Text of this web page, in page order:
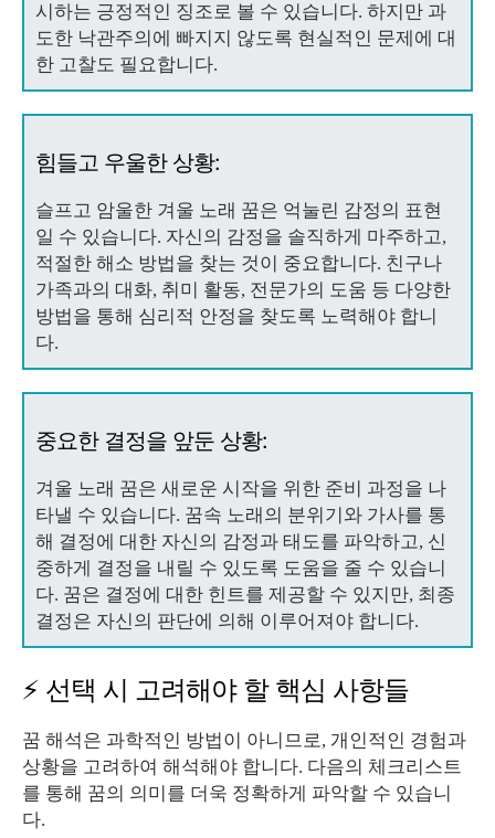
시하는 긍정적인 징조로 볼 수 있습니다. 하지만 과
도한 낙관주의에 빠지지 않도록 현실적인 문제에 대
한 고찰도 필요합니다.
힘들고 우울한 상황:
슬프고 암울한 겨울 노래 꿈은 억눌린 감정의 표현
일 수 있습니다. 자신의 감정을 솔직하게 마주하고,
적절한 해소 방법을 찾는 것이 중요합니다. 친구나
가족과의 대화, 취미 활동, 전문가의 도움 등 다양한
방법을 통해 심리적 안정을 찾도록 노력해야 합니
다.
중요한 결정을 앞둔 상황:
겨울 노래 꿈은 새로운 시작을 위한 준비 과정을 나
타낼 수 있습니다. 꿈속 노래의 분위기와 가사를 통
해 결정에 대한 자신의 감정과 태도를 파악하고, 신
중하게 결정을 내릴 수 있도록 도움을 줄 수 있습니
다. 꿈은 결정에 대한 힌트를 제공할 수 있지만, 최종
결정은 자신의 판단에 의해 이루어져야 합니다.
⚡ 선택 시 고려해야 할 핵심 사항들
꿈 해석은 과학적인 방법이 아니므로, 개인적인 경험과
상황을 고려하여 해석해야 합니다. 다음의 체크리스트
를 통해 꿈의 의미를 더욱 정확하게 파악할 수 있습니
다.